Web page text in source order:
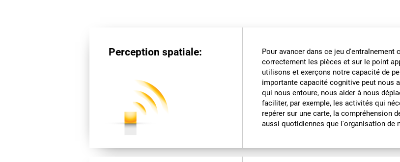
Perception spatiale: Pour avancer dans ce jeu d'entraînement
correctement les pièces et sur le point
utilisons et exerçons notre capacité de
importante capacité cognitive peut nous
qui nous entoure, nous aider à nous
faciliter, par exemple, les activités qui
repérer sur une carte, la compréhension
aussi quotidiennes que l'organisation de